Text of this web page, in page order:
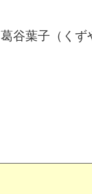
葛谷葉子（く